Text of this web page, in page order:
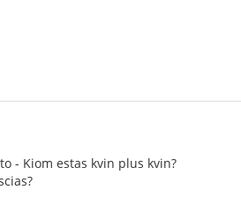
- Kiom estas kvin plus kvin?